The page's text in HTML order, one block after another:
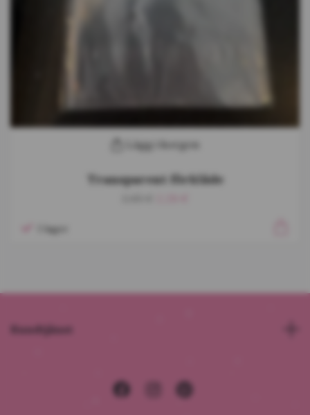
Lägg i korgen
Transparent förkläde
I lager
Kundtjänst